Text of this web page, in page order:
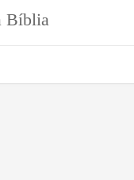
Bíblia